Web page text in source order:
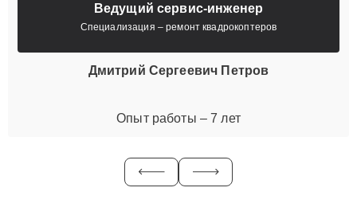
Ведущий сервис-инженер
Специализация – ремонт квадрокоптеров
Дмитрий Сергеевич Петров
Опыт работы – 7 лет